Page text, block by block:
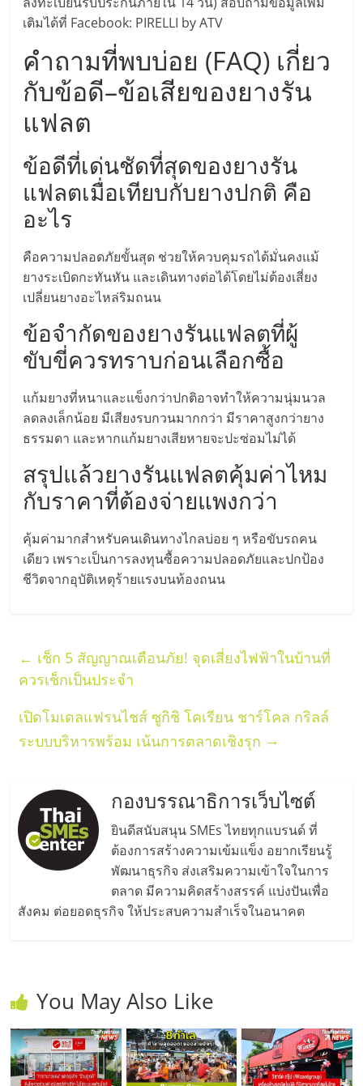
เปิด
ร้าน
ปรึกษา
ฟรี,
บริการ
พัฒนา
ระบบ
แฟ
รน
ไชส์"
รวม
ข้อมูล
ธุรกิจ
SME
แห่ง
ประเทศไทย,
ThaiSMEsCenter,
เอ็
มอี
ไทย,
SMEs,
ไชส์,
ที่
ปรึกษา
แฟ
ไชส์,
รวม
ขาย
รน
ไชส์
แฟ
เติมได้ที่ Facebook: PIRELLI by ATV
คำถามที่พบบ่อย (FAQ) เกี่ยว
กับข้อดี–ข้อเสียของยางรัน
แฟลต
ข้อดีที่เด่นชัดที่สุดของยางรัน
แฟลตเมื่อเทียบกับยางปกติ คือ
อะไร
คือความปลอดภัยขั้นสุด ช่วยให้ควบคุมรถได้มั่นคงแม้
ยางระเบิดกะทันหัน และเดินทางต่อได้โดยไม่ต้องเสี่ยง
เปลี่ยนยางอะไหล่ริมถนน
ข้อจำกัดของยางรันแฟลตที่ผู้
ขับขี่ควรทราบก่อนเลือกซื้อ
แก้มยางที่หนาและแข็งกว่าปกติอาจทำให้ความนุ่มนวล
ลดลงเล็กน้อย มีเสียงรบกวนมากกว่า มีราคาสูงกว่ายาง
ธรรมดา และหากแก้มยางเสียหายจะปะซ่อมไม่ได้
สรุปแล้วยางรันแฟลตคุ้มค่าไหม
กับราคาที่ต้องจ่ายแพงกว่า
คุ้มค่ามากสำหรับคนเดินทางไกลบ่อย ๆ หรือขับรถคน
เดียว เพราะเป็นการลงทุนซื้อความปลอดภัยและปกป้อง
ชีวิตจากอุบัติเหตุร้ายแรงบนท้องถนน
← เช็ก 5 สัญญาณเตือนภัย! จุดเสี่ยงไฟฟ้าในบ้านที่
ควรเช็กเป็นประจำ
เปิดโมเดลแฟรนไชส์ ซูกิชิ โคเรียน ชาร์โคล กริลล์
ระบบบริหารพร้อม เน้นการตลาดเชิงรุก →
กองบรรณาธิการเว็บไซต์
ยินดีสนับสนุน SMEs ไทยทุกแบรนด์ ที่
ต้องการสร้างความเข้มแข็ง อยากเรียนรู้
พัฒนาธุรกิจ ส่งเสริมความเข้าใจในการ
ตลาด มีความคิดสร้างสรรค์ แบ่งปันเพื่อ
สังคม ต่อยอดธุรกิจ ให้ประสบความสำเร็จในอนาคต
You May Also Like